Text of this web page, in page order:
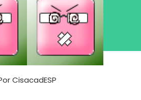
CisacadESP